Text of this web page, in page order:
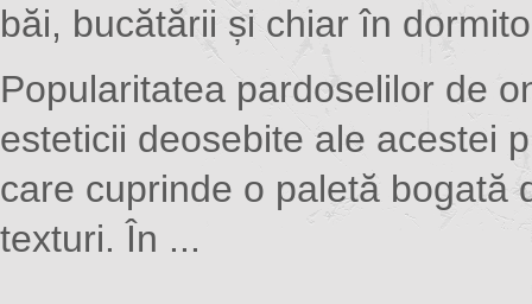
băi, bucătării și chiar în
Popularitatea pardoselilor de
esteticii deosebite ale acestei
care cuprinde o paletă bogată
texturi. În ...